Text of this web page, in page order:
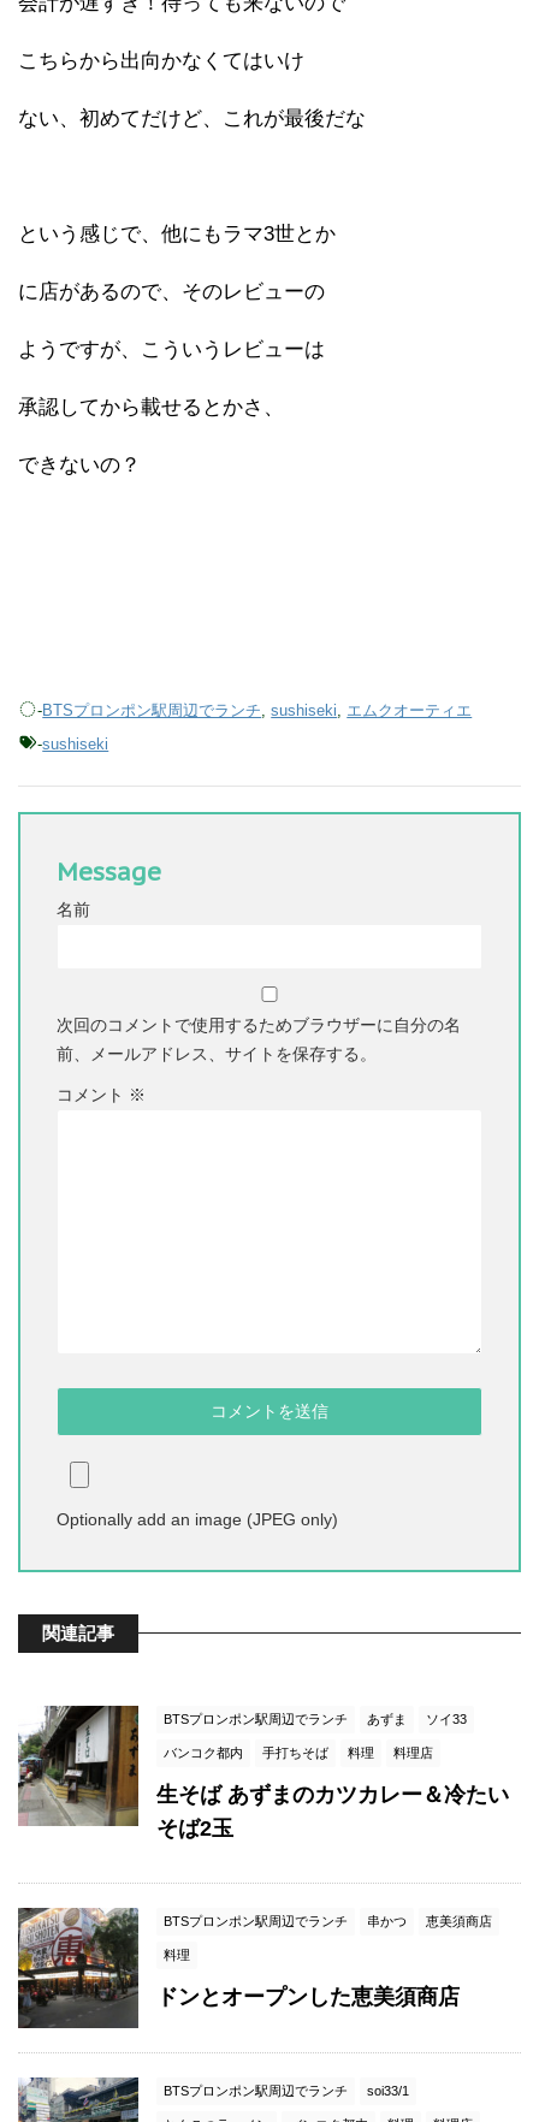
こちらから出向かなくてはいけ
ない、初めてだけど、これが最後だな
という感じで、他にもラマ3世とか
に店があるので、そのレビューの
ようですが、こういうレビューは
承認してから載せるとかさ、
できないの？
-BTSプロンポン駅周辺でランチ ,sushiseki
エムクオーティエ
-sushiseki
Message
名前
次回のコメントで使用するためブラウザーに自分の名
前、メールアドレス、サイトを保存する。
コメント ※
Optionally add an image (JPEG only)
関連記事
BTSプロンポン駅周辺でランチ あずま ソイ33
バンコク都内 手打ちそば 料理 料理店
生そば あずまのカツカレー＆冷たい
そば2玉
BTSプロンポン駅周辺でランチ 串かつ 恵美須商店
料理
ドンとオープンした恵美須商店
BTSプロンポン駅周辺でランチ soi33/1